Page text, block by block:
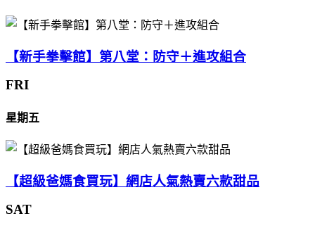
【新手拳擊館】第八堂：防守＋進攻組合
FRI
星期五
【超級爸媽食買玩】網店人氣熱賣六款甜品
SAT